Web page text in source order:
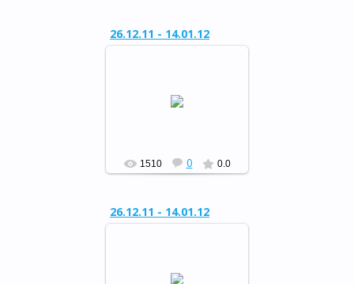
26.12.11 - 14.01.12
«Сохраним живую ель»
1510 0 0.0
26.12.11 - 14.01.12
«Сохраним живую ель»